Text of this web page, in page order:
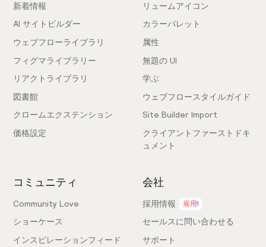
新着情報
AI サイトビルダー
ウェブフローライブラリ
フィグマライブラリー
リアクトライブラリ
図書館
クロームエクステンション
価格設定
リュームアイコン
カラーパレット
属性
無題の UI
学ぶ
ウェブフロースタイルガイド
Site Builder Import
クライアントファーストドキ
ュメント
コミュニティ
Community Love
ショーケース
インスピレーションフィード
会社
採用情報 雇用!
セールスに問い合わせる
サポート